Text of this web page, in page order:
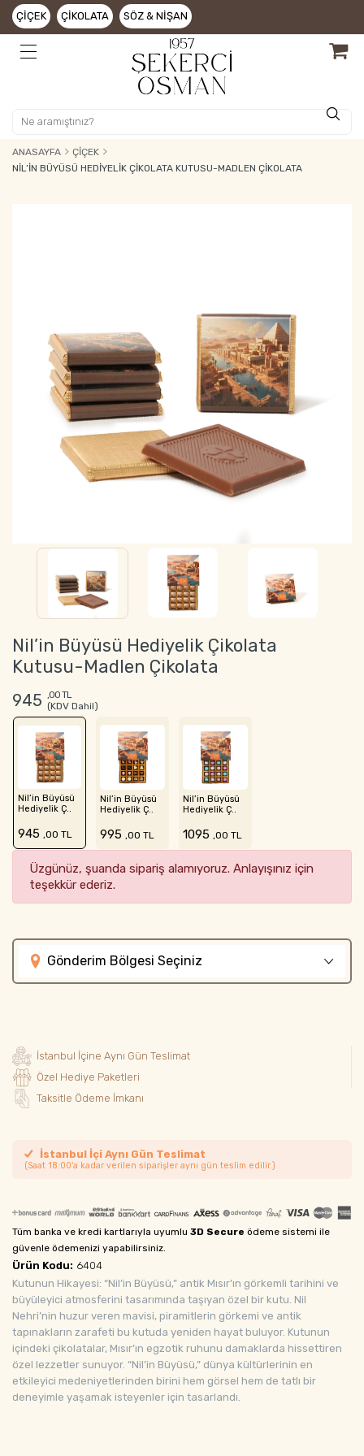
ÇIÇEK ÇIKOLATA SÖZ & NIŞAN
ANASAYFA
ÇIÇEK
NIL’IN BÜYÜSÜ HEDIYELIK ÇIKOLATA KUTUSU-MADLEN ÇIKOLATA
Nil’in Büyüsü Hediyelik Çikolata
Kutusu-Madlen Çikolata
945 ,00 TL
(KDV Dahil)
Nil’in Büyüsü
Hediyelik Ç..
945 ,00 TL
Nil’in Büyüsü
Hediyelik Ç..
995 ,00 TL
Nil’in Büyüsü
Hediyelik Ç..
1095 ,00 TL
Üzgünüz, şuanda sipariş alamıyoruz. Anlayışınız için
teşekkür ederiz.
Gönderim Bölgesi Seçiniz
İstanbul İçine Aynı Gün Teslimat
Özel Hediye Paketleri
Taksitle Ödeme İmkanı
İstanbul İçi Aynı Gün Teslimat
(Saat 18:00'a kadar verilen siparişler aynı gün teslim edilir.)
Tüm banka ve kredi kartlarıyla uyumlu 3D Secure ödeme sistemi ile
güvenle ödemenizi yapabilirsiniz.
Ürün Kodu: 6404
Kutunun Hikayesi: “Nil’in Büyüsü,” antik Mısır’ın görkemli tarihini ve
büyüleyici atmosferini tasarımında taşıyan özel bir kutu. Nil
Nehri’nin huzur veren mavisi, piramitlerin görkemi ve antik
tapınakların zarafeti bu kutuda yeniden hayat buluyor. Kutunun
içindeki çikolatalar, Mısır’ın egzotik ruhunu damaklarda hissettiren
özel lezzetler sunuyor. “Nil’in Büyüsü,” dünya kültürlerinin en
etkileyici medeniyetlerinden birini hem görsel hem de tatlı bir
deneyimle yaşamak isteyenler için tasarlandı.